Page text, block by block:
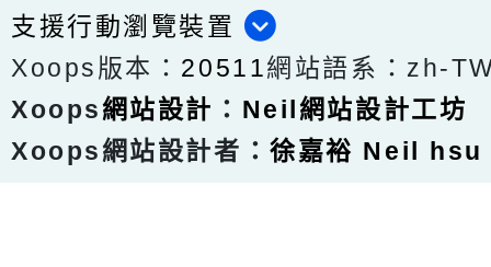
支援行動瀏覽裝置
Xoops版本： 20511網站語系：zh-
Xoops網站設計 ： Neil網站設計工坊
Xoops網站設計者：徐嘉裕 Neil hsu